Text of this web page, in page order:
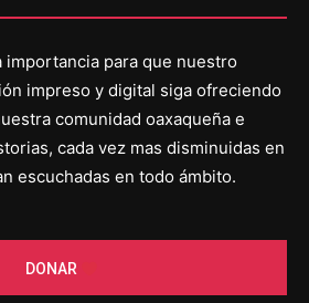
importancia para que nuestro
impreso y digital siga ofreciendo
comunidad oaxaqueña e
cada vez mas disminuidas en
escuchadas en todo ámbito.
DONAR